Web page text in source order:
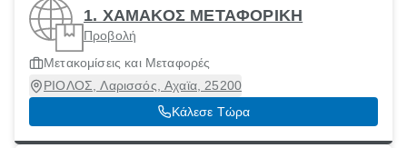
1. ΧΑΜΑΚΟΣ ΜΕΤΑΦΟΡΙΚΗ
Προβολή
Μετακομίσεις και Μεταφορές
ΡΙΟΛΟΣ, Λαρισσός, Αχαϊα, 25200
Κάλεσε Τώρα